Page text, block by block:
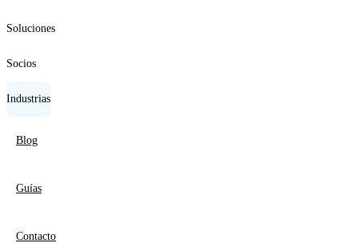
Soluciones
Socios
Industrias
Blog
Guías
Contacto